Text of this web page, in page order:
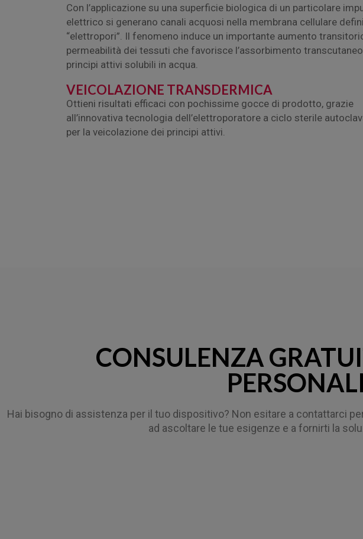
Con l’applicazione su una superficie biologica di un particolare
elettrico si generano canali acquosi nella membrana cellulare
“elettropori”. Il fenomeno induce un importante aumento
permeabilità dei tessuti che favorisce l’assorbimento
principi attivi solubili in acqua.
VEICOLAZIONE TRANSDERMICA
Ottieni risultati efficaci con pochissime gocce di prodotto, grazie
all’innovativa tecnologia dell’elettroporatore a ciclo sterile
per la veicolazione dei principi attivi.
CONSULENZA
Hai bisogno di assistenza per il tuo dispositivo? Non esitare a contattarci
ad ascoltare le tue esigenze e a fornirti la